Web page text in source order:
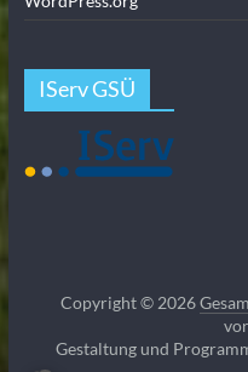
IServ GSÜ
Copyright © 2026
Gestaltung und